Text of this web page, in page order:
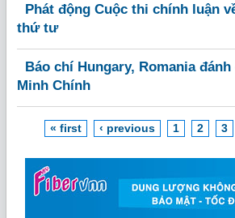
Phát động Cuộc thi chính luận
thứ tư
Báo chí Hungary, Romania
Minh Chính
« first ‹ previous 1 2 3